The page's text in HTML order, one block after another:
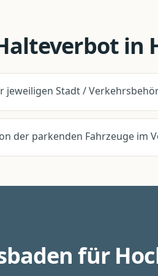
in
jeweiligen Stadt /
der parkenden Fahrzeuge im
für